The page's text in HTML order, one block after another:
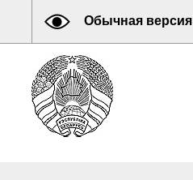
Обычная версия